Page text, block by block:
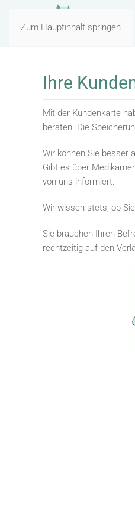
Zum Hauptinhalt springen
Ihre
Mit der Kundenkarte
beraten. Die
Wir können Sie besser
Gibt es über
von uns informiert.
Wir wissen stets, ob
Sie brauchen Ihren
rechtzeitig auf den